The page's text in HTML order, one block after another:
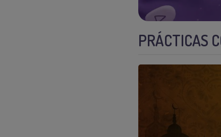
PRÁCTICAS